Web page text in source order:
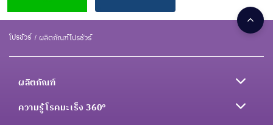
โปรชัวร์ ผลิตภัณฑ์โปรชัวร์
ผลิตภัณฑ์
ความรู้โรคมะเร็ง 360°